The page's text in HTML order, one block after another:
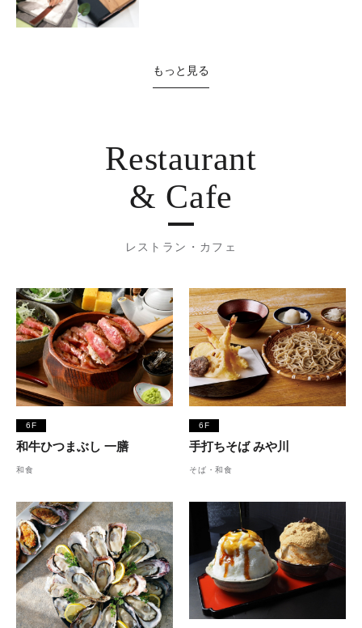
もっと見る
Restaurant
& Cafe
レストラン・カフェ
6F
和牛ひつまぶし 一膳
和食
6F
手打ちそば みや川
そば・和食